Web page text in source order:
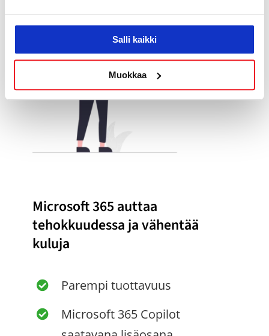
Salli kaikki
Muokkaa
Microsoft 365 auttaa
tehokkuudessa ja vähentää
kuluja
Parempi tuottavuus
Microsoft 365 Copilot